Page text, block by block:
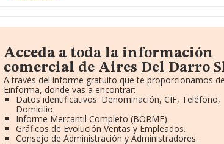
Acceda a toda la información
comercial de Aires Del Darro
A través del informe gratuito que te proporcionamos
Einforma, donde vas a encontrar:
Datos identificativos: Denominación, CIF, Teléfono,
Domicilio.
Informe Mercantil Completo (BORME).
Gráficos de Evolución Ventas y Empleados.
Consejo de Administración y Administradores.